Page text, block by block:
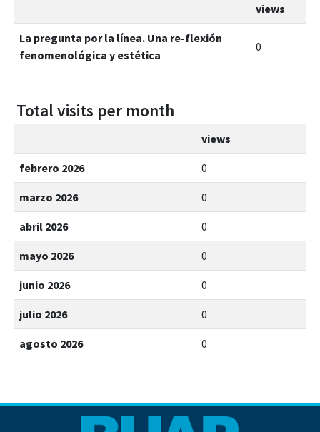
views
La pregunta por la línea. Una re-flexión
fenomenológica y estética
0
Total visits per month
views
febrero 2026 0
marzo 2026 0
abril 2026 0
mayo 2026 0
junio 2026 0
julio 2026 0
agosto 2026 0